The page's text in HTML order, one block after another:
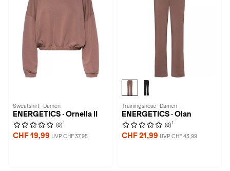
Sweatshirt · Damen
ENERGETICS · Ornella II
(0) 1
CHF 19,99 UVP CHF 37,95
Trainingshose · Damen
ENERGETICS · Olan
(0) 1
CHF 21,99 UVP CHF 43,99